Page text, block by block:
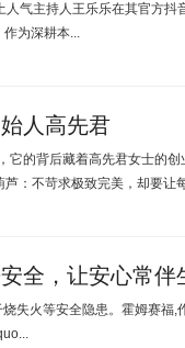
主持人王乐乐在其官方抖
为深耕本...
人高先君
它的背后藏着高先君女士的
芦：不苛求极致完美，却要让
全，让安心常伴
失火等安全隐患。霍姆赛福